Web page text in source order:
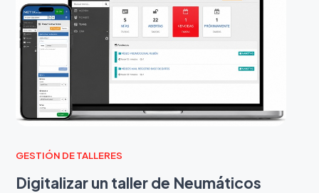
GESTIÓN DE TALLERES
Digitalizar un taller de Neumáticos